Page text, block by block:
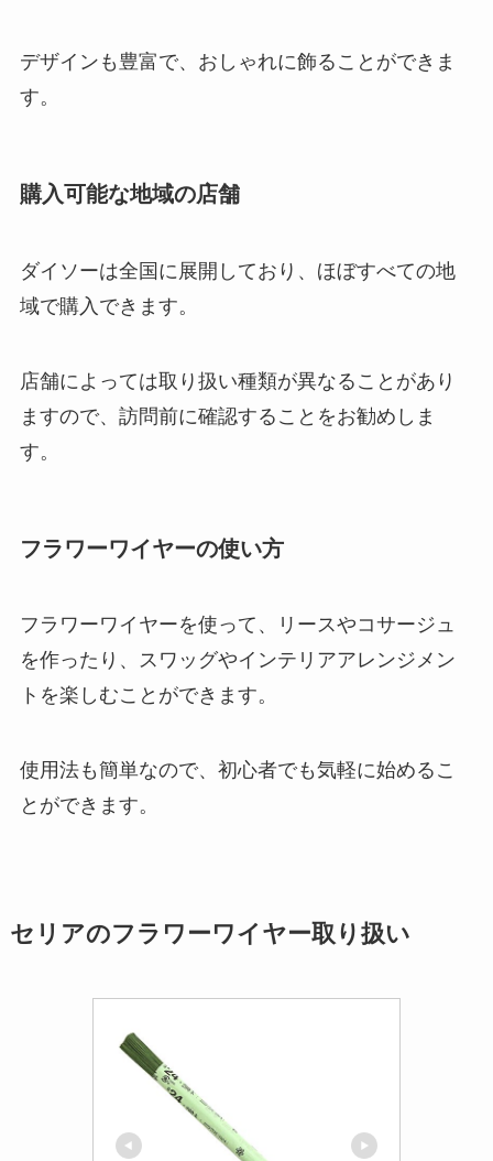
デザインも豊富で、おしゃれに飾ることができま
す。
購入可能な地域の店舗
ダイソーは全国に展開しており、ほぼすべての地
域で購入できます。
店舗によっては取り扱い種類が異なることがあり
ますので、訪問前に確認することをお勧めしま
す。
フラワーワイヤーの使い方
フラワーワイヤーを使って、リースやコサージュ
を作ったり、スワッグやインテリアアレンジメン
トを楽しむことができます。
使用法も簡単なので、初心者でも気軽に始めるこ
とができます。
セリアのフラワーワイヤー取り扱い